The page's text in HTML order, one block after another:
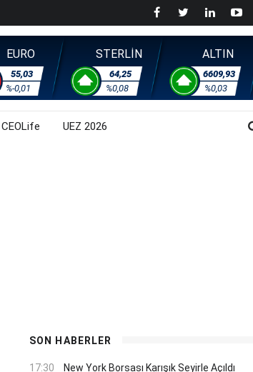
EURO
55,03
%-0,01
STERLİN
64,25
%0,08
ALTIN
6609,93
%0,03
CEOLife UEZ 2026
SON HABERLER
17:30 New York Borsası Karışık Seyirle Açıldı